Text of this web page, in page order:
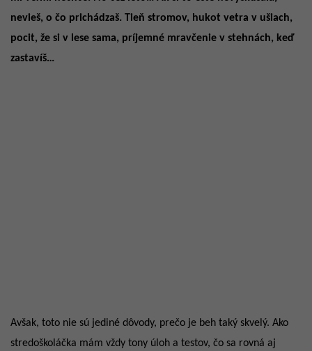
nevieš, o čo prichádzaš. Tieň stromov, hukot vetra v ušiach,
pocit, že si v lese sama, príjemné mravčenie v stehnách, keď
zastavíš…
Avšak, toto nie sú jediné dôvody, prečo je beh taký skvelý. Ako
stredoškoláčka mám vždy tony úloh a testov, čo sa rovná aj